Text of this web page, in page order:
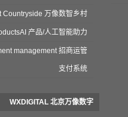
Countryside 万像数智乡村
产品/人工智能助力
management 招商运管
支付系统
WXDIGITAL 北京万像数字